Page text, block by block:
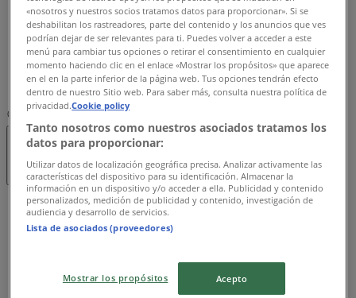
09:00 - 19:00
Fredag
09:00 - 19:00
Lørdag
09:00 - 18:00
Kort
63 12 63 63
Lukket
Søndag
09:00 - 18:00
Tirsdag
«nosotros y nuestros socios tratamos datos para proporcionar». Si se
deshabilitan los rastreadores, parte del contenido y los anuncios que ves
podrían dejar de ser relevantes para ti. Puedes volver a acceder a este
menú para cambiar tus opciones o retirar el consentimiento en cualquier
momento haciendo clic en el enlace «Mostrar los propósitos» que aparece
en el en la parte inferior de la página web. Tus opciones tendrán efecto
dentro de nuestro Sitio web. Para saber más, consulta nuestra política de
privacidad.Cookie policy
Tanto nosotros como nuestros asociados tratamos los
datos para proporcionar:
Utilizar datos de localización geográfica precisa. Analizar activamente las
características del dispositivo para su identificación. Almacenar la
información en un dispositivo y/o acceder a ella. Publicidad y contenido
personalizados, medición de publicidad y contenido, investigación de
audiencia y desarrollo de servicios.
Lista de asociados (proveedores)
Mostrar los propósitos Acepto